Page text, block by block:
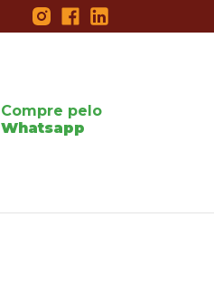
Compre pelo
Whatsapp